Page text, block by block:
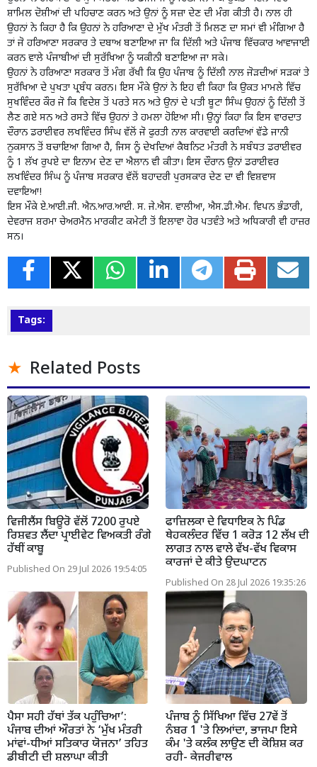
ਸ਼ਾਮਿਲ ਦੋਸ਼ੀਆਂ ਦੀ ਪਹਿਚਾਣ ਕਰਨ ਅਤੇ ਉਨਾਂ ਨੂੰ ਸਜ਼ਾ ਦੇਣ ਦੀ ਮੰਗ ਕੀਤੀ ਹੈ। ਨਾਲ ਹੀ
ਉਹਨਾਂ ਨੇ ਕਿਹਾ ਹੈ ਕਿ ਉਹਨਾਂ ਨੇ ਹਰਿਆਣਾ ਦੇ ਮੁੱਖ ਮੰਤਰੀ ਤੋਂ ਮਿਲਣ ਦਾ ਸਮਾਂ ਵੀ ਮੰਗਿਆ ਹੈ
ਤਾਂ ਜੋ ਹਰਿਆਣਾ ਸਰਕਾਰ ਤੇ ਦਬਾਅ ਬਣਾਇਆ ਜਾ ਕਿ ਦਿੱਲੀ ਅਤੇ ਪੰਜਾਬ ਵਿੱਚਕਾਰ ਆਵਾਜਾਈ
ਕਰਨ ਵਾਲੇ ਪੰਜਾਬੀਆਂ ਦੀ ਸੁਰੱਖਿਆ ਨੂੰ ਯਕੀਨੀ ਬਣਾਇਆ ਜਾ ਸਕੇ।
ਉਹਨਾਂ ਨੇ ਹਰਿਆਣਾ ਸਰਕਾਰ ਤੋਂ ਮੰਗ ਰੱਖੀ ਕਿ ਉਹ ਪੰਜਾਬ ਨੂੰ ਦਿੱਲੀ ਨਾਲ ਜੋੜਦੀਆਂ ਸੜਕਾਂ ਤੇ
ਸੁਰੱਖਿਆ ਦੇ ਪੁਖਤਾ ਪ੍ਰਬੰਧ ਕਰਨ। ਇਸ ਮੌਕੇ ਉਨਾਂ ਨੇ ਇਹ ਵੀ ਕਿਹਾ ਕਿ ਉਕਤ ਮਾਮਲੇ ਵਿੱਚ
ਸੁਖਵਿੰਦਰ ਕੌਰ ਜੋ ਕਿ ਵਿਦੇਸ਼ ਤੋਂ ਪਰਤੇ ਸਨ ਅਤੇ ਉਨਾਂ ਦੇ ਪਤੀ ਬੂਟਾ ਸਿੰਘ ਉਹਨਾਂ ਨੂੰ ਦਿੱਲੀ ਤੋਂ
ਲੈਣ ਗਏ ਸਨ ਅਤੇ ਰਸਤੇ ਵਿੱਚ ਉਹਨਾਂ ਤੇ ਹਮਲਾ ਹੋਇਆ ਸੀ। ਉਨ੍ਹਾਂ ਕਿਹਾ ਕਿ ਇਸ ਵਾਰਦਾਤ
ਦੌਰਾਨ ਡਰਾਈਵਰ ਲਖਵਿੰਦਰ ਸਿੰਘ ਵੱਲੋਂ ਜੋ ਫੁਰਤੀ ਨਾਲ ਕਾਰਵਾਈ ਕਰਦਿਆਂ ਵੱਡੇ ਜਾਨੀ
ਨੁਕਸਾਨ ਤੋਂ ਬਚਾਇਆ ਗਿਆ ਹੈ, ਜਿਸ ਨੂੰ ਦੇਖਦਿਆਂ ਕੈਬਨਿਟ ਮੰਤਰੀ ਨੇ ਸਬੰਧਤ ਡਰਾਈਵਰ
ਨੂੰ 1 ਲੱਖ ਰੁਪਏ ਦਾ ਇਨਾਮ ਦੇਣ ਦਾ ਐਲਾਨ ਵੀ ਕੀਤਾ। ਇਸ ਦੌਰਾਨ ਉਨਾਂ ਡਰਾਈਵਰ
ਲਖਵਿੰਦਰ ਸਿੰਘ ਨੂੰ ਪੰਜਾਬ ਸਰਕਾਰ ਵੱਲੋਂ ਬਹਾਦਰੀ ਪੁਰਸਕਾਰ ਦੇਣ ਦਾ ਵੀ ਵਿਸ਼ਵਾਸ
ਦਵਾਇਆ!
ਇਸ ਮੌਕੇ ਏ.ਆਈ.ਜੀ. ਐਨ.ਆਰ.ਆਈ. ਸ. ਜੇ.ਐਸ. ਵਾਲੀਆ, ਐਸ.ਡੀ.ਐਮ. ਵਿਪਨ ਭੰਡਾਰੀ,
ਦੇਵਰਾਜ ਸ਼ਰਮਾ ਚੇਅਰਮੈਨ ਮਾਰਕੀਟ ਕਮੇਟੀ ਤੋਂ ਇਲਾਵਾ ਹੋਰ ਪਤਵੰਤੇ ਅਤੇ ਅਧਿਕਾਰੀ ਵੀ ਹਾਜ਼ਰ
ਸਨ।
Tags:
Related Posts
ਵਿਜੀਲੈਂਸ ਬਿਊਰੋ ਵੱਲੋਂ 7200 ਰੁਪਏ
ਰਿਸ਼ਵਤ ਲੈਂਦਾ ਪ੍ਰਾਈਵੇਟ ਵਿਅਕਤੀ ਰੰਗੇ
ਹੱਥੀਂ ਕਾਬੂ
Published On 29 Jul 2026 19:54:05
ਫਾਜ਼ਿਲਕਾ ਦੇ ਵਿਧਾਇਕ ਨੇ ਪਿੰਡ
ਥੇਹਕਲੰਦਰ ਵਿੱਚ 1 ਕਰੋੜ 12 ਲੱਖ ਦੀ
ਲਾਗਤ ਨਾਲ ਵਾਲੇ ਵੱਖ-ਵੱਖ ਵਿਕਾਸ
ਕਾਰਜਾਂ ਦੇ ਕੀਤੇ ਉਦਘਾਟਨ
Published On 28 Jul 2026 19:35:26
ਪੈਸਾ ਸਹੀ ਹੱਥਾਂ ਤੱਕ ਪਹੁੰਚਿਆ’:
ਪੰਜਾਬ ਦੀਆਂ ਔਰਤਾਂ ਨੇ ‘ਮੁੱਖ ਮੰਤਰੀ
ਮਾਂਵਾਂ-ਧੀਆਂ ਸਤਿਕਾਰ ਯੋਜਨਾ’ ਤਹਿਤ
ਡੀਬੀਟੀ ਦੀ ਸ਼ਲਾਘਾ ਕੀਤੀ
ਪੰਜਾਬ ਨੂੰ ਸਿੱਖਿਆ ਵਿੱਚ 27ਵੇਂ ਤੋਂ
ਨੰਬਰ 1 'ਤੇ ਲਿਆਂਦਾ, ਭਾਜਪਾ ਇਸੇ
ਕੰਮ 'ਤੇ ਕਲੰਕ ਲਾਉਣ ਦੀ ਕੋਸ਼ਿਸ਼ ਕਰ
ਰਹੀ- ਕੇਜਰੀਵਾਲ